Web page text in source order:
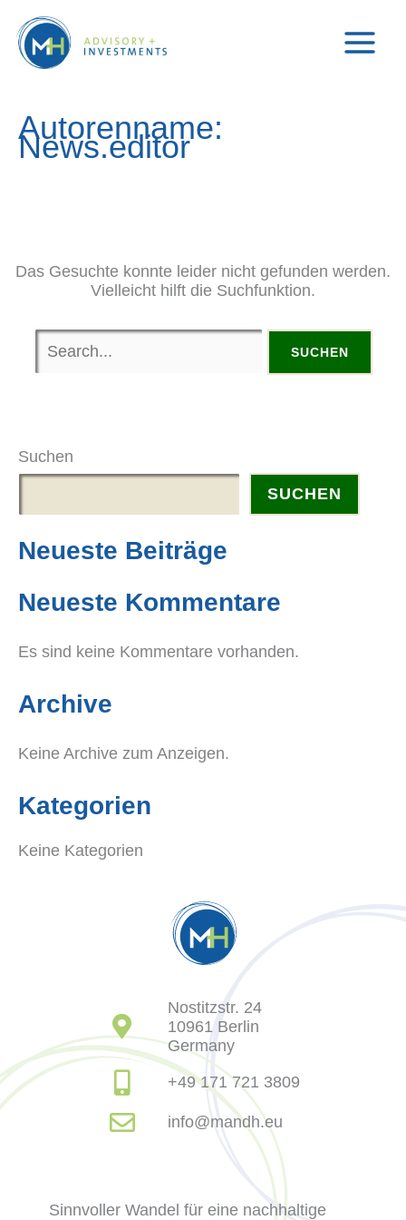
Inhalt
springen
Autorenname:
News.editor
Das Gesuchte konnte leider nicht gefunden werden.
Vielleicht hilft die Suchfunktion.
nach:
Suchen
SUCHEN
Neueste Beiträge
Neueste Kommentare
Es sind keine Kommentare vorhanden.
Archive
Keine Archive zum Anzeigen.
Kategorien
Keine Kategorien
Nostitzstr. 24
10961 Berlin
Germany
+49 171 721 3809
info@mandh.eu
Sinnvoller Wandel für eine nachhaltige